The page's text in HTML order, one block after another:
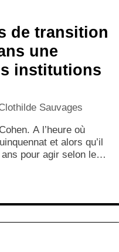
de transition
une
institutions
Sauvages
A l’heure où
et alors qu’il
pour agir selon le
Cohen, ancien
éclaire sur les